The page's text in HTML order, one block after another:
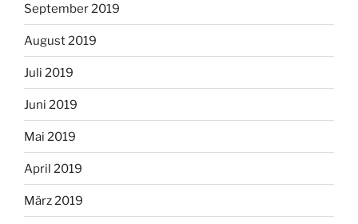
September 2019
August 2019
Juli 2019
Juni 2019
Mai 2019
April 2019
März 2019